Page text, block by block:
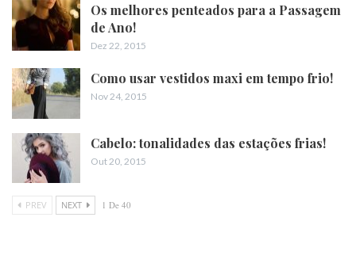
Os melhores penteados para a Passagem
de Ano!
Dez 22, 2015
Como usar vestidos maxi em tempo frio!
Nov 24, 2015
Cabelo: tonalidades das estações frias!
Out 20, 2015
PREV NEXT 1 De 40